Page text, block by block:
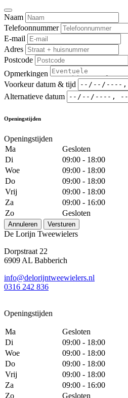
Naam
Telefoonnummer
E-mail
Adres
Postcode
Opmerkingen
Voorkeur datum & tijd
Alternatieve datum
Openingstijden
Openingstijden
Ma
Gesloten
Di
09:00 - 18:00
Woe
09:00 - 18:00
Do
09:00 - 18:00
Vrij
09:00 - 18:00
Za
09:00 - 16:00
Zo
Gesloten
Annuleren Versturen
De Lorijn Tweewielers
Dorpstraat 22
6909 AL Babberich
info@delorijntweewielers.nl
0316 242 836
Openingstijden
Ma
Gesloten
Di
09:00 - 18:00
Woe
09:00 - 18:00
Do
09:00 - 18:00
Vrij
09:00 - 18:00
Za
09:00 - 16:00
Zo
Gesloten